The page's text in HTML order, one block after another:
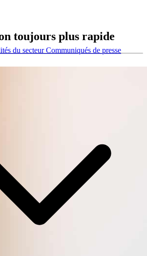
du secteurCommuniqués de presse
toujours plus rapide